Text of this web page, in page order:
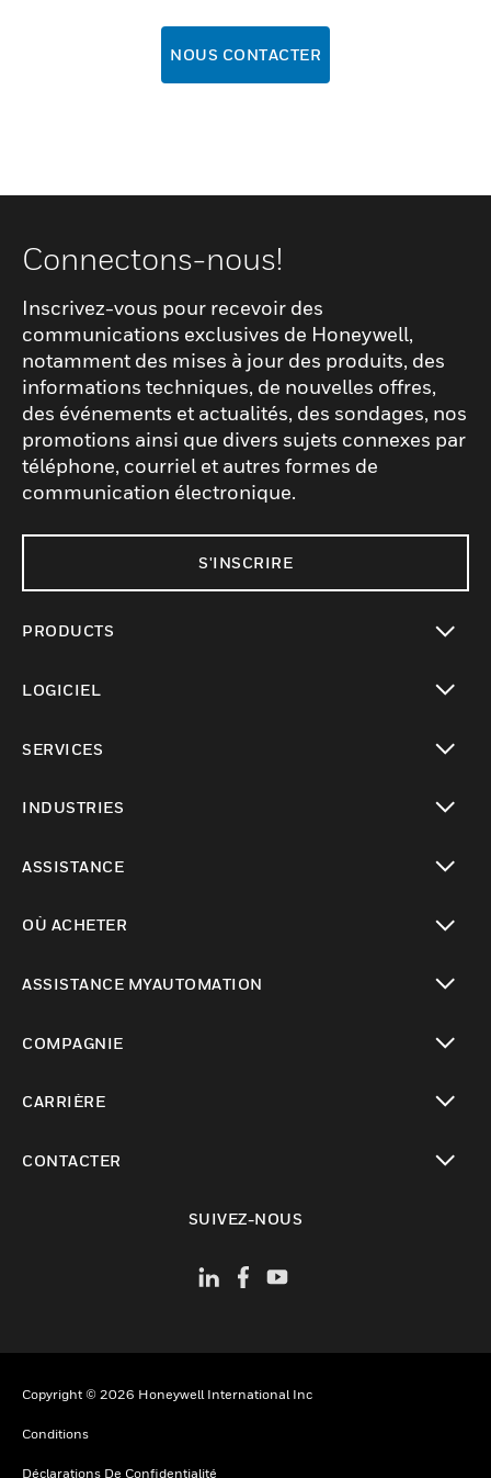
NOUS CONTACTER
Connectons-nous!
Inscrivez-vous pour recevoir des
communications exclusives de Honeywell,
notamment des mises à jour des produits, des
informations techniques, de nouvelles offres,
des événements et actualités, des sondages, nos
promotions ainsi que divers sujets connexes par
téléphone, courriel et autres formes de
communication électronique.
S'INSCRIRE
PRODUCTS
LOGICIEL
SERVICES
INDUSTRIES
ASSISTANCE
OÙ ACHETER
ASSISTANCE MYAUTOMATION
COMPAGNIE
CARRIÈRE
CONTACTER
SUIVEZ-NOUS
Copyright © 2026 Honeywell International Inc
Conditions
Déclarations De Confidentialité